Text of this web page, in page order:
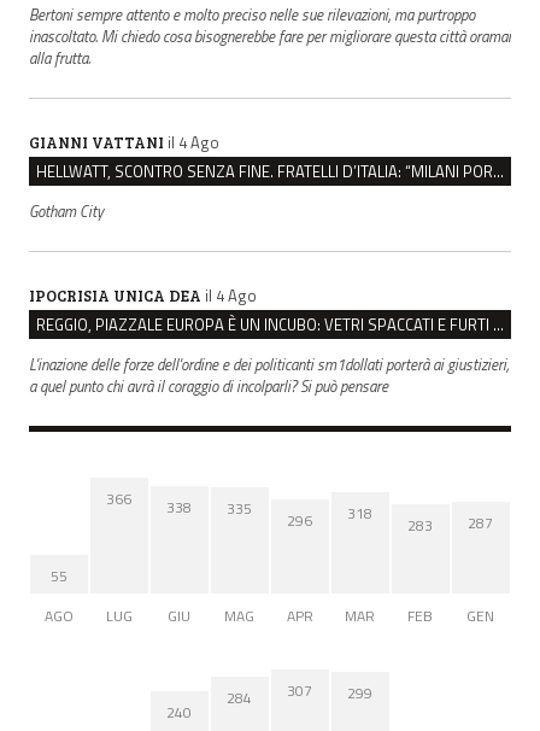
Bertoni sempre attento e molto preciso nelle sue rilevazioni, ma purtroppo
inascoltato. Mi chiedo cosa bisognerebbe fare per migliorare questa città oramai
alla frutta.
GIANNI VATTANI il 4 Ago
HELLWATT, SCONTRO SENZA FINE. FRATELLI D’ITALIA: “MILANI PORTA DOCUMENTI, DE FRANCO INSULTI”
Gotham City
IPOCRISIA UNICA DEA il 4 Ago
REGGIO, PIAZZALE EUROPA È UN INCUBO: VETRI SPACCATI E FURTI SULLE AUTO IN SOSTA
L'inazione delle forze dell'ordine e dei politicanti sm1dollati porterà ai giustizieri,
a quel punto chi avrà il coraggio di incolparli? Si può pensare
55
AGO
366
LUG
338
GIU
335
MAG
296
APR
318
MAR
283
FEB
287
GEN
240
284 307 299